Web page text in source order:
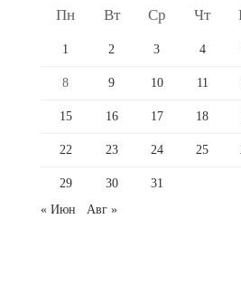
Пн Вт Ср Чт
1 2 3 4
8 9 10 11
15 16 17 18
22 23 24 25
29 30
31
« Июн
Авг »